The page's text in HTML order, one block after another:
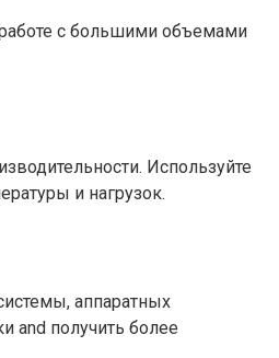
с большими объемами
Используйте
и нагрузок.
аппаратных
and получить более